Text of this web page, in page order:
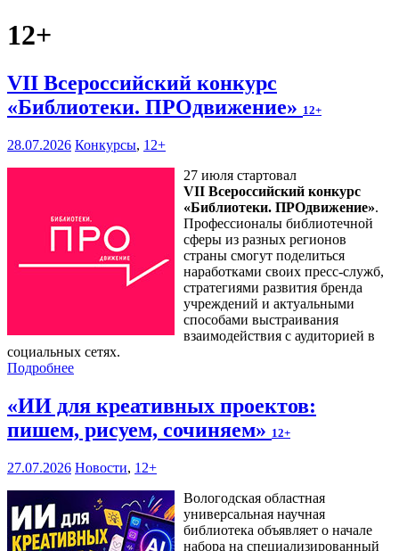
12+
VII Всероссийский конкурс
«Библиотеки. ПРОдвижение» 12+
28.07.2026 Конкурсы, 12+
27 июля стартовал
VII Всероссийский конкурс
«Библиотеки. ПРОдвижение».
Профессионалы библиотечной
сферы из разных регионов
страны смогут поделиться
наработками своих пресс-служб,
стратегиями развития бренда
учреждений и актуальными
способами выстраивания
взаимодействия с аудиторией в
социальных сетях.
Подробнее
«ИИ для креативных проектов:
пишем, рисуем, сочиняем» 12+
27.07.2026 Новости, 12+
Вологодская областная
универсальная научная
библиотека объявляет о начале
набора на специализированный